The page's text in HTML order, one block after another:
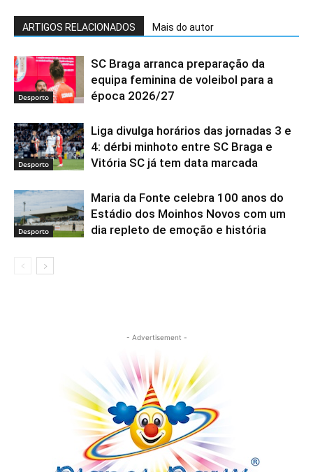
ARTIGOS RELACIONADOS Mais do autor
Desporto
SC Braga arranca preparação da
equipa feminina de voleibol para a
época 2026/27
Desporto
Liga divulga horários das jornadas 3 e
4: dérbi minhoto entre SC Braga e
Vitória SC já tem data marcada
Desporto
Maria da Fonte celebra 100 anos do
Estádio dos Moinhos Novos com um
dia repleto de emoção e história
- Advertisement -